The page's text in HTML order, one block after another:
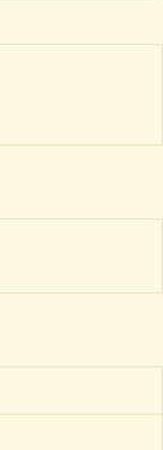
レント企業認定